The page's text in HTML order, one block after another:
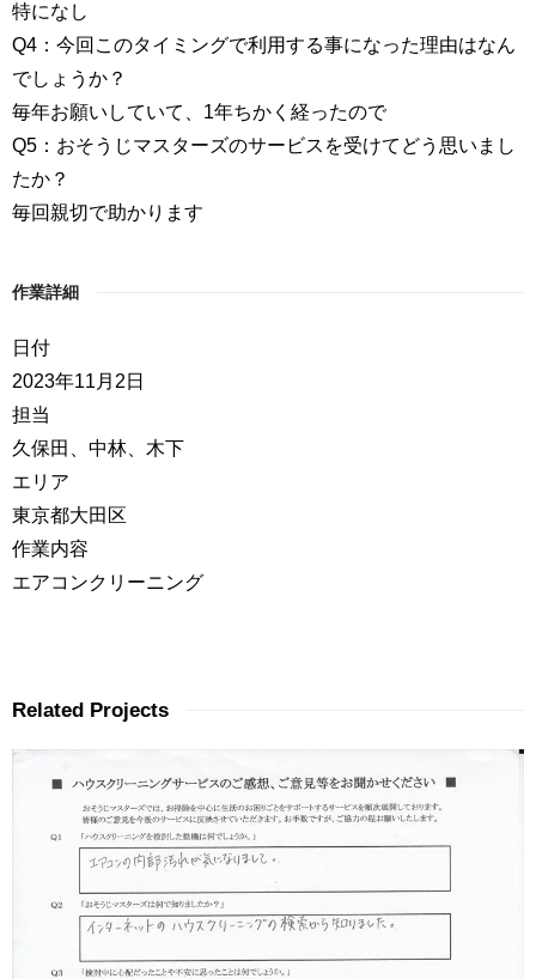
特になし
Q4：今回このタイミングで利用する事になった理由はなん
でしょうか？
毎年お願いしていて、1年ちかく経ったので
Q5：おそうじマスターズのサービスを受けてどう思いまし
たか？
毎回親切で助かります
作業詳細
日付
2023年11月2日
担当
久保田、中林、木下
エリア
東京都大田区
作業内容
エアコンクリーニング
Related Projects